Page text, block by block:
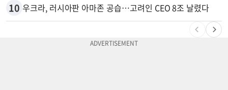
10 우크라, 러시아판 아마존 공습…고려인 CEO 8조 날렸다